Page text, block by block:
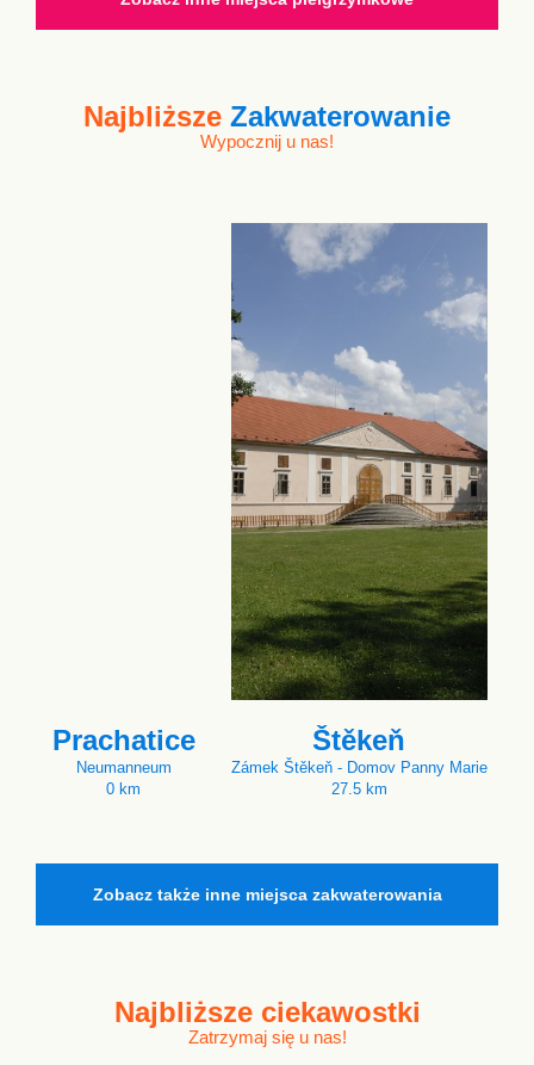
Najbliższe Zakwaterowanie
Wypocznij u nas!
Prachatice
Neumanneum
0 km
Štěkeň
Zámek Štěkeň - Domov Panny Marie
27.5 km
Zobacz także inne miejsca zakwaterowania
Najbliższe ciekawostki
Zatrzymaj się u nas!